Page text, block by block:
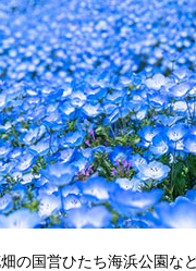
の国営ひたち海浜公園な